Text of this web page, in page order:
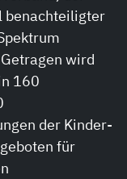
benachteiligter
wird
160
der Kinder-
für